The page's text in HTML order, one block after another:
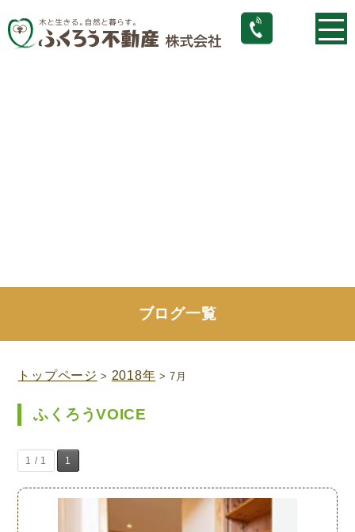
ブログ一覧
トップページ > 2018年 > 7月
ふくろうVOICE
1 / 1 1